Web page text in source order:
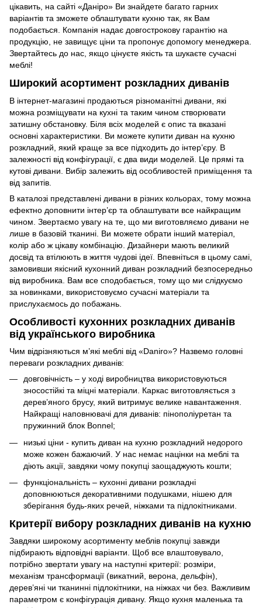
цікавить, на сайті «Даніро» Ви знайдете багато гарних
варіантів та зможете облаштувати кухню так, як Вам
подобається. Компанія надає довгострокову гарантію на
продукцію, не завищує ціни та пропонує допомогу менеджера.
Звертайтесь до нас, якщо цінуєте якість та шукаєте сучасні
меблі!
Широкий асортимент розкладних диванів
В інтернет-магазині продаються різноманітні дивани , які
можна розміщувати на кухні та таким чином створювати
затишну обстановку. Біля всіх моделей є опис та вказані
основні характеристики. Ви можете купити диван на кухню
розкладний, який краще за все підходить до інтер’єру. В
залежності від конфігурації, є два види моделей. Це прямі та
кутові дивани . Вибір залежить від особливостей приміщення та
від запитів.
В каталозі представлені дивани в різних кольорах, тому можна
ефектно доповнити інтер’єр та облаштувати все найкращим
чином. Звертаємо увагу на те, що ми виготовляємо дивани не
лише в базовій тканині. Ви можете обрати інший матеріал,
колір або ж цікаву комбінацію. Дизайнери мають великий
досвід та втілюють в життя чудові ідеї. Впевніться в цьому самі,
замовивши якісний кухонний диван розкладний безпосередньо
від виробника. Вам все сподобається, тому що ми слідкуємо
за новинками, використовуємо сучасні матеріали та
прислухаємось до побажань.
Особливості кухонних розкладних диванів
від українського виробника
Чим відрізняються м’які меблі від «Daniro»? Назвемо головні
переваги розкладних диванів:
довговічність – у ході виробництва використовуються
зносостійкі та міцні матеріали. Каркас виготовляється з
дерев’яного брусу, який витримує велике навантаження.
Найкращі наповнювачі для диванів: пінополіуретан та
пружинний блок Bonnel;
низькі ціни - купить диван на кухню розкладний недорого
може кожен бажаючий. У нас немає націнки на меблі та
діють акції, завдяки чому покупці заощаджують кошти;
функціональність – кухонні дивани розкладні
доповнюються декоративними подушками, нішею для
зберігання будь-яких речей, ніжками та підлокітниками.
Критерії вибору розкладних диванів на кухню
Завдяки широкому асортименту меблів покупці завжди
підбирають відповідні варіанти. Щоб все влаштовувало,
потрібно звертати увагу на наступні критерії: розміри,
механізм трансформації (викатний, верона, дельфін),
дерев’яні чи тканинні підлокітники, на ніжках чи без. Важливим
параметром є конфігурація дивану. Якщо кухня маленька та